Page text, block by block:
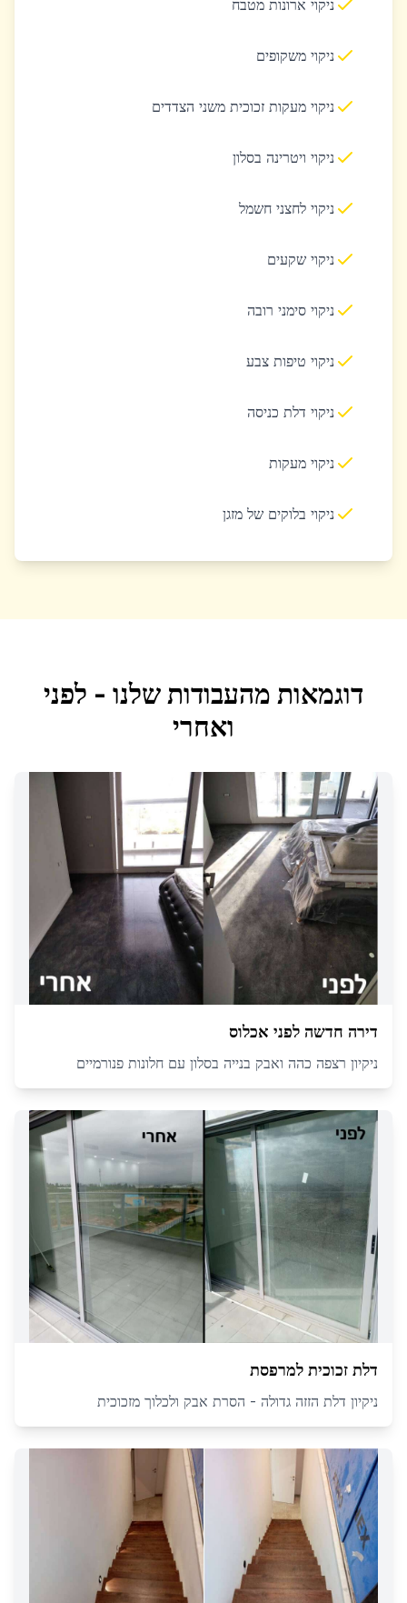
ניקוי ארונות מטבח
ניקוי משקופים
ניקוי מעקות זכוכית משני הצדדים
ניקוי ויטרינה בסלון
ניקוי לחצני חשמל
ניקוי שקעים
ניקוי סימני רובה
ניקוי טיפות צבע
ניקוי דלת כניסה
ניקוי מעקות
ניקוי בלוקים של מזגן
דוגמאות מהעבודות שלנו - לפני
ואחרי
דירה חדשה לפני אכלוס
ניקיון רצפה כהה ואבק בנייה בסלון עם חלונות פנורמיים
דלת זכוכית למרפסת
ניקיון דלת הזזה גדולה - הסרת אבק ולכלוך מזכוכית